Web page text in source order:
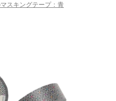
スキングテープ：青